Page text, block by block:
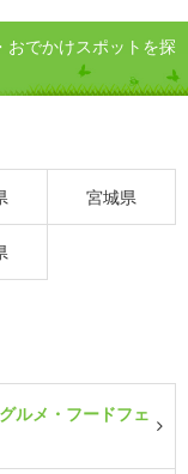
おでかけスポットを探
宮城県
グルメ・フードフェ